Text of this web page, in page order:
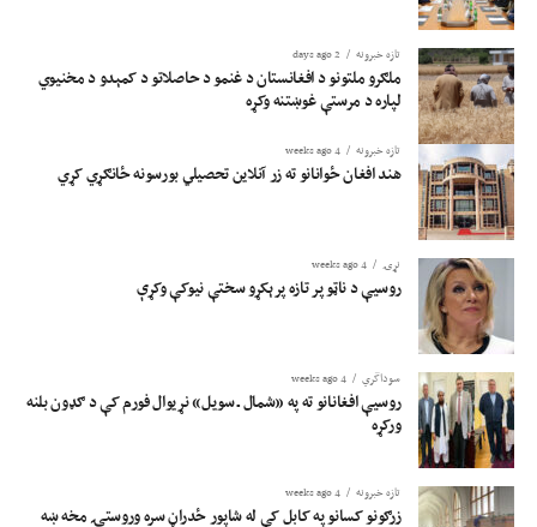
تازه خبرونه 2 days ago
ملګرو ملتونو د افغانستان د غنمو د حاصلاتو د کمېدو د مخنیوي
لپاره د مرستې غوښتنه وکړه
تازه خبرونه 4 weeks ago
هند افغان ځوانانو ته زر آنلاین تحصیلي بورسونه ځانګړي کړي
نړۍ 4 weeks ago
روسیې د ناټو پر تازه پرېکړو سختې نیوکې وکړې
سوداگري 4 weeks ago
روسیې افغانانو ته په «شمال ـ سویل» نړیوال فورم کې د ګډون بلنه
ورکړه
تازه خبرونه 4 weeks ago
زرګونو کسانو په کابل کې له شاپور ځدراڼ سره وروستۍ مخه ښه